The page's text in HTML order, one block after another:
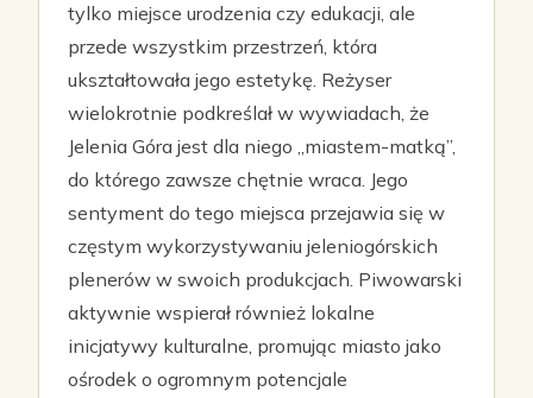
tylko miejsce urodzenia czy edukacji, ale
przede wszystkim przestrzeń, która
ukształtowała jego estetykę. Reżyser
wielokrotnie podkreślał w wywiadach, że
Jelenia Góra jest dla niego „miastem-matką”,
do którego zawsze chętnie wraca. Jego
sentyment do tego miejsca przejawia się w
częstym wykorzystywaniu jeleniogórskich
plenerów w swoich produkcjach. Piwowarski
aktywnie wspierał również lokalne
inicjatywy kulturalne, promując miasto jako
ośrodek o ogromnym potencjale